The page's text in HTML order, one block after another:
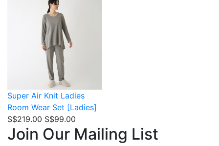
Super Air Knit Ladies
Room Wear Set [Ladies]
S$219.00 S$99.00
Join Our Mailing List